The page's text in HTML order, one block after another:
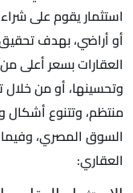
استثمار يقوم على
أو أراضي، بهدف
العقارات بسعر أعلى
وتحسينها، أو من
منتظم، وتتنوع أشكال
السوق المصري،
العقاري: